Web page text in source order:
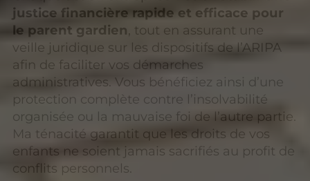
justice financière rapide et efficace pour
le parent gardien, tout en assurant une
veille juridique sur les dispositifs de l’ARIPA
afin de faciliter vos démarches
administratives. Vous bénéficiez ainsi d’une
protection complète contre l’insolvabilité
organisée ou la mauvaise foi de l’autre partie.
Ma ténacité garantit que les droits de vos
enfants ne soient jamais sacrifiés au profit de
conflits personnels.